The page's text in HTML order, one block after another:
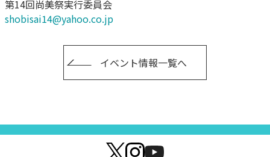
第14回尚美祭実行委員会
shobisai14@yahoo.co.jp
イベント情報一覧へ